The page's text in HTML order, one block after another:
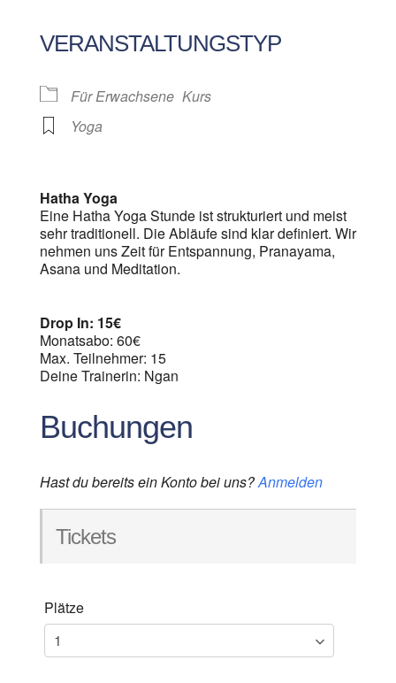
VERANSTALTUNGSTYP
Für Erwachsene Kurs
Yoga
Hatha Yoga
Eine Hatha Yoga Stunde ist strukturiert und meist
sehr traditionell. Die Abläufe sind klar definiert. Wir
nehmen uns Zeit für Entspannung, Pranayama,
Asana und Meditation.
Drop In: 15€
Monatsabo: 60€
Max. Teilnehmer: 15
Deine Trainerin: Ngan
Buchungen
Hast du bereits ein Konto bei uns?Anmelden
Tickets
Plätze